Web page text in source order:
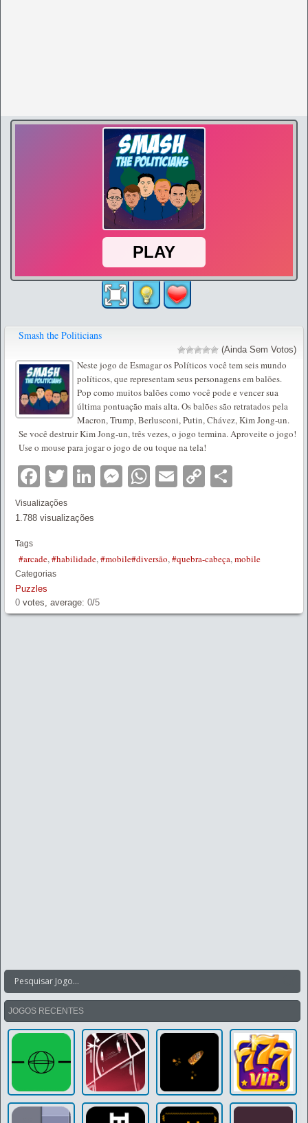
Smash the Politicians
(Ainda Sem Votos)
Neste jogo de Esmagar os Políticos você tem seis mundo
políticos, que representam seus personagens em balões.
Pop como muitos balões como você pode e vencer sua
última pontuação mais alta. Os balões são retratados pela
Macron, Trump, Berlusconi, Putin, Chávez, Kim Jong-un.
Se você destruir Kim Jong-un, três vezes, o jogo termina. Aproveite o jogo!
Use o mouse para jogar o jogo de ou toque na tela!
Facebook
TwitterLinkedIn
Messenger
WhatsApp
EmailCopy
Visualizações
1.788 visualizações
Tags
#arcade,#habilidade,#mobile#diversão,#quebra-cabeça,mobile
Categorias
Puzzles
0 votes, average: 0/5
JOGOS RECENTES